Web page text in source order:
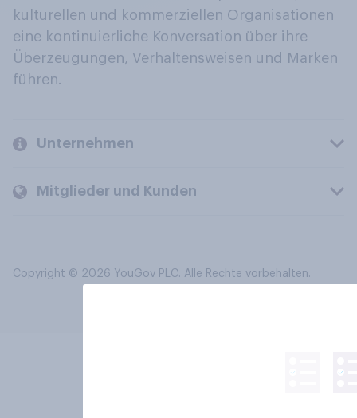
kulturellen und kommerziellen Organisationen
eine kontinuierliche Konversation über ihre
Überzeugungen, Verhaltensweisen und Marken
führen.
Unternehmen
Mitglieder und Kunden
Copyright © 2026 YouGov PLC. Alle Rechte vorbehalten.